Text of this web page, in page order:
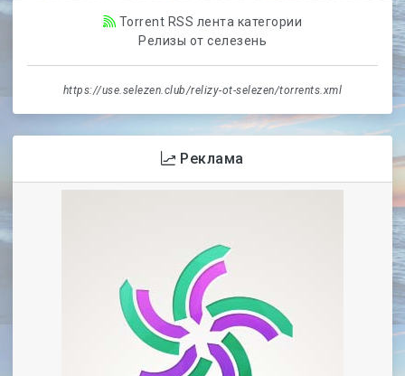
Torrent RSS лента категории
Релизы от селезень
https://use.selezen.club/relizy-ot-selezen/torrents.xml
Реклама